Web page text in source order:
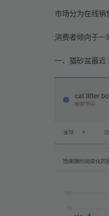
市场分为在线销
消费者倾向于一
一、猫砂盆最近